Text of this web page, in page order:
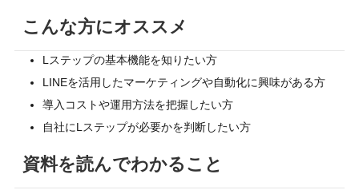
こんな方にオススメ
Lステップの基本機能を知りたい方
LINEを活用したマーケティングや自動化に興味がある方
導入コストや運用方法を把握したい方
自社にLステップが必要かを判断したい方
資料を読んでわかること